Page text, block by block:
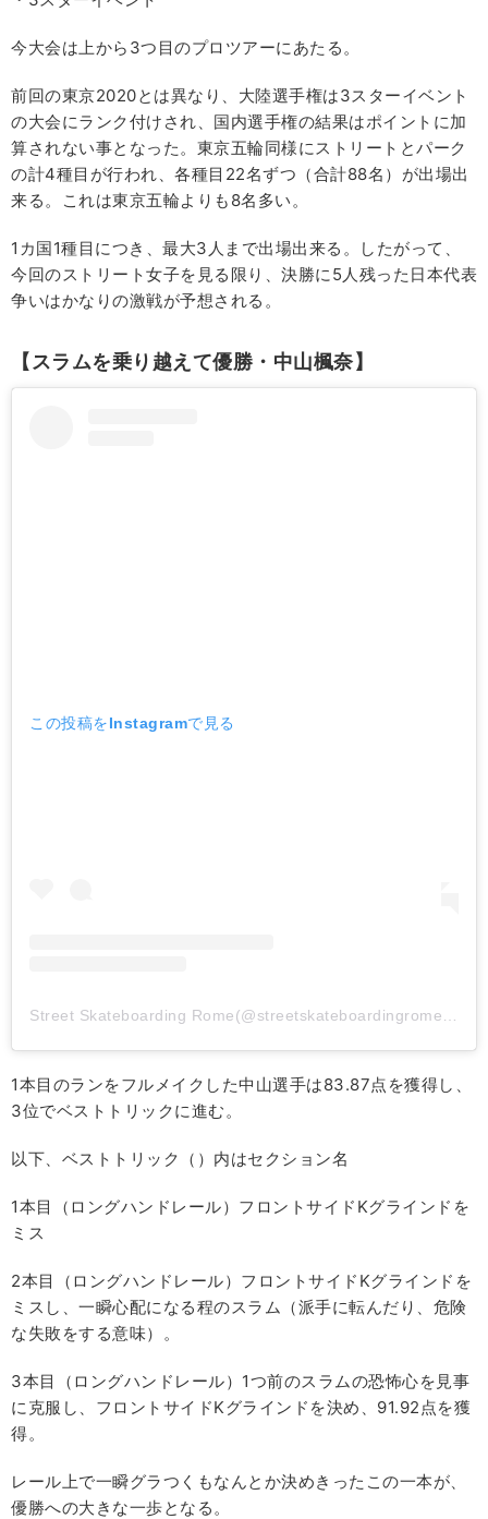
今大会は上から3つ目のプロツアーにあたる。
前回の東京2020とは異なり、大陸選手権は3スターイベント
の大会にランク付けされ、国内選手権の結果はポイントに加
算されない事となった。東京五輪同様にストリートとパーク
の計4種目が行われ、各種目22名ずつ（合計88名）が出場出
来る。これは東京五輪よりも8名多い。
1カ国1種目につき、最大3人まで出場出来る。したがって、
今回のストリート女子を見る限り、決勝に5人残った日本代表
争いはかなりの激戦が予想される。
【スラムを乗り越えて優勝・中山楓奈】
この投稿をInstagramで見る
1本目のランをフルメイクした中山選手は83.87点を獲得し、
3位でベストトリックに進む。
以下、ベストトリック（）内はセクション名
1本目（ロングハンドレール）フロントサイドKグラインドを
ミス
2本目（ロングハンドレール）フロントサイドKグラインドを
ミスし、一瞬心配になる程のスラム（派手に転んだり、危険
な失敗をする意味）。
3本目（ロングハンドレール）1つ前のスラムの恐怖心を見事
に克服し、フロントサイドKグラインドを決め、91.92点を獲
得。
レール上で一瞬グラつくもなんとか決めきったこの一本が、
優勝への大きな一歩となる。